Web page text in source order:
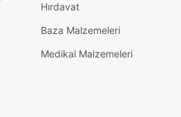
Hırdavat
Baza Malzemeleri
Medikal Malzemeleri